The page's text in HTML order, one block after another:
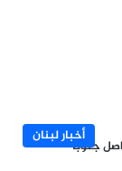
أخبار لبنان